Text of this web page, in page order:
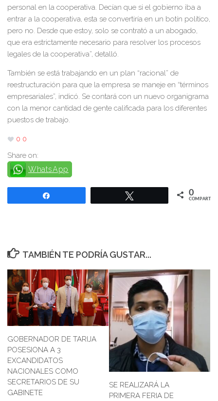
personal en la cooperativa. Decían que si el gobierno iba a
entrar a la cooperativa, esta se convertiría en un botín político,
pero no. Desde que estoy, solo se contrató a un abogado,
que era estrictamente necesario para resolver los procesos
legales de la cooperativa”, detalló.
También se está trabajando en un plan “racional” de
reestructuración para que la empresa se maneje en “términos
empresariales”, indicó. Se contará con un nuevo organigrama
con la menor cantidad de gente calificada para los diferentes
puestos de trabajo.
0 0
Share on:
WhatsApp
0
COMPARTIR
TAMBIÉN TE PODRÍA GUSTAR...
GOBERNADOR DE TARIJA
POSESIONA A 3
EXCANDIDATOS
NACIONALES COMO
SECRETARIOS DE SU
GABINETE
SE REALIZARÁ LA
PRIMERA FERIA DE